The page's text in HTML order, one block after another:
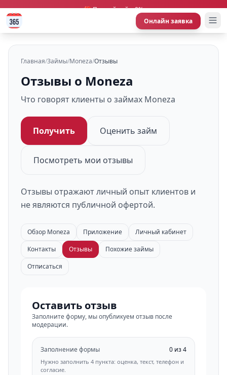
🎁 Первый займ 0%
Онлайн заявка
Главная/Займы/Moneza/Отзывы
Отзывы о Moneza
Что говорят клиенты о займах Moneza
Получить Оценить займ
Посмотреть мои отзывы
Отзывы отражают личный опыт клиентов и
не являются публичной офертой.
Обзор Moneza Приложение
Личный кабинет
Контакты
Отзывы
Похожие займы
Отписаться
Оставить отзыв
Заполните форму, мы опубликуем отзыв после
модерации.
Заполнение формы 0 из 4
Нужно заполнить 4 пункта: оценка, текст, телефон и
согласие.